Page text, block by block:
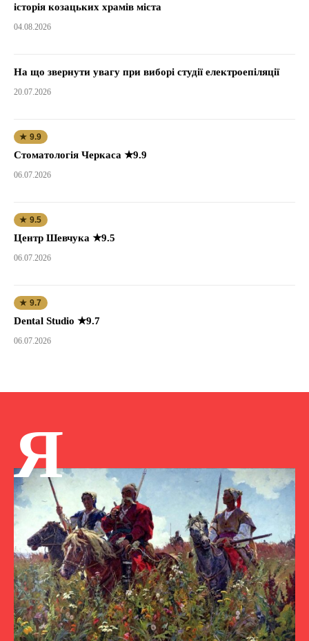
історія козацьких храмів міста
04.08.2026
На що звернути увагу при виборі студії електроепіляції
20.07.2026
★ 9.9
Стоматологія Черкаса ★9.9
06.07.2026
★ 9.5
Центр Шевчука ★9.5
06.07.2026
★ 9.7
Dental Studio ★9.7
06.07.2026
Я